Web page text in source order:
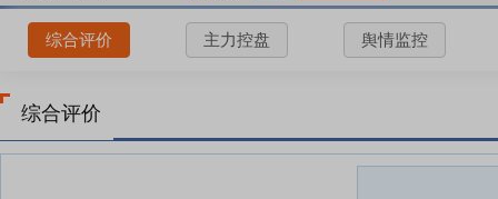
综合评价 主力控盘 舆情监控
综合评价